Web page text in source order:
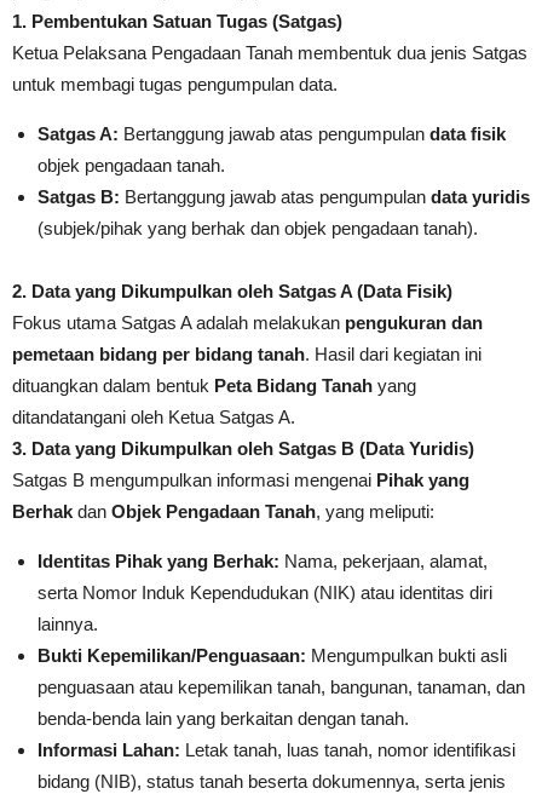
1. Pembentukan Satuan Tugas (Satgas)
Ketua Pelaksana Pengadaan Tanah membentuk dua jenis Satgas
untuk membagi tugas pengumpulan data.
Satgas A: Bertanggung jawab atas pengumpulan data fisik
objek pengadaan tanah.
Satgas B: Bertanggung jawab atas pengumpulan data yuridis
(subjek/pihak yang berhak dan objek pengadaan tanah).
2. Data yang Dikumpulkan oleh Satgas A (Data Fisik)
Fokus utama Satgas A adalah melakukan pengukuran dan
pemetaan bidang per bidang tanah. Hasil dari kegiatan ini
dituangkan dalam bentuk Peta Bidang Tanah yang
ditandatangani oleh Ketua Satgas A.
3. Data yang Dikumpulkan oleh Satgas B (Data Yuridis)
Satgas B mengumpulkan informasi mengenai Pihak yang
Berhak dan Objek Pengadaan Tanah, yang meliputi:
Identitas Pihak yang Berhak: Nama, pekerjaan, alamat,
serta Nomor Induk Kependudukan (NIK) atau identitas diri
lainnya.
Bukti Kepemilikan/Penguasaan: Mengumpulkan bukti asli
penguasaan atau kepemilikan tanah, bangunan, tanaman, dan
benda-benda lain yang berkaitan dengan tanah.
Informasi Lahan: Letak tanah, luas tanah, nomor identifikasi
bidang (NIB), status tanah beserta dokumennya, serta jenis